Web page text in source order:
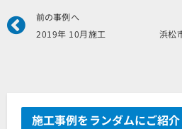
Prev
前の事例へ
2019年 10月施工 浜松市
施工事例をランダムにご紹